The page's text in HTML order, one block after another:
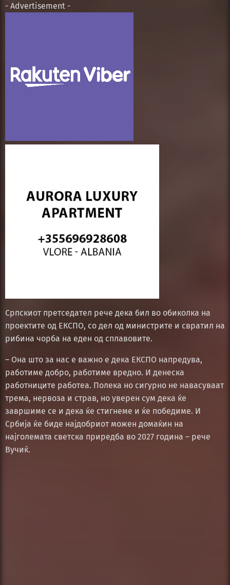
- Advertisement -
Српскиот претседател рече дека бил во обиколка на
проектите од ЕКСПО, со дел од министрите и свратил на
рибина чорба на еден од сплавовите.
– Она што за нас е важно е дека ЕКСПО напредува,
работиме добро, работиме вредно. И денеска
работниците работеа. Полека но сигурно не навасуваат
трема, нервоза и страв, но уверен сум дека ќе
завршиме се и дека ќе стигнеме и ќе победиме. И
Србија ќе биде најдобриот можен домаќин на
најголемата светска приредба во 2027 година – рече
Вучиќ.